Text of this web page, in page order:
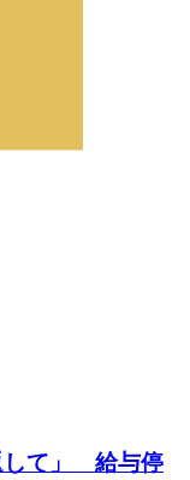
して」 給与停